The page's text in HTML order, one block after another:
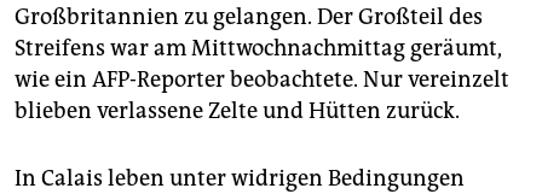
Großbritannien zu gelangen. Der Großteil des
Streifens war am Mittwochnachmittag geräumt,
wie ein AFP-Reporter beobachtete. Nur vereinzelt
blieben verlassene Zelte und Hütten zurück.
In Calais leben unter widrigen Bedingungen